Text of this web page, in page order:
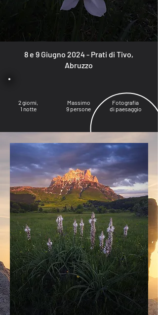
8 e 9 Giugno 2024 - Prati di Tivo,
Abruzzo
2 giorni,
1 notte
Massimo
9 persone
Fotografia
di paesaggio